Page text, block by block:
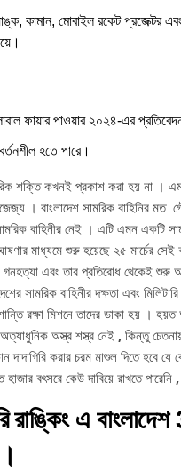
কামান, মোবাইল রকেট প্রজেক্টর
ফায়ার পাওয়ার ২০২৪-এর
হতে পারে।
শক্তি কখনই প্রকাশ করা হয় না ।
। বাংলাদেশ সামরিক বাহিনির মত
বাহিনীর নেই । এটি এমন একটি
মাধ্যমে শুরু হয়েছে ২৫ মার্চের
এবং তার প্রতিরোধ থেকেই শুরু
সামরিক বাহিনীর দক্ষতা এবং
রক্ষা মিশনে তাদের ডাকা হয় ।
অত্যাধুনিক অস্ত্র শস্ত্র নেই , কিন্তু
দাদাগিরি করার চরম মাশুল দিতে হবে
বৎসরে কেউ দাবিয়ে রাখতে পারেনি
রাঙ্কিং এ